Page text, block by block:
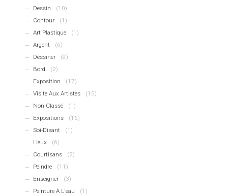
Dessin
(10)
Contour
(1)
Art Plastique
(1)
Argent
(6)
Dessiner
(9)
Bord
(2)
Exposition
(17)
Visite Aux Artistes
(15)
Non Classé
(1)
Expositions
(16)
Soi-Disant
(1)
Lieux
(6)
Courtisans
(2)
Peindre
(11)
Enseigner
(3)
Peinture À L'eau
(1)